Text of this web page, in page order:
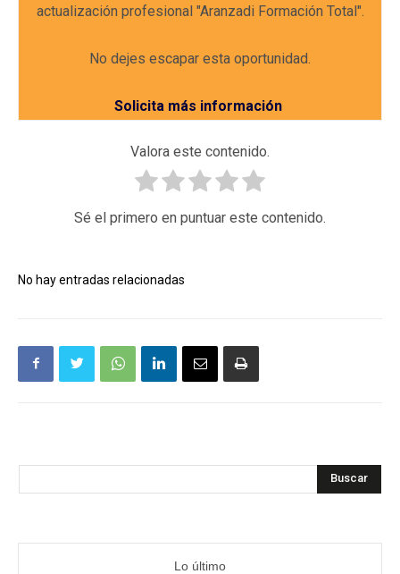
actualización profesional "Aranzadi Formación Total".
No dejes escapar esta oportunidad.
Solicita más información
Valora este contenido.
Sé el primero en puntuar este contenido.
No hay entradas relacionadas
Buscar
Lo último